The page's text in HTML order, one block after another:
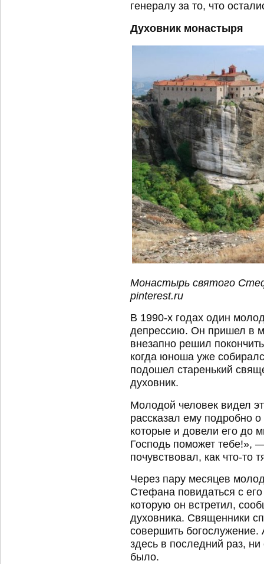
генералу за то, что
Духовник монастыря
Монастырь святого
pinterest.ru
В 1990-х годах один
депрессию. Он пришел в
внезапно решил
когда юноша уже
подошел старенький
духовник.
Молодой человек видел
рассказал ему подробно
которые и довели его до
Господь поможет тебе!»,
почувствовал, как что-то
Через пару месяцев
Стефана повидаться с
которую он встретил,
духовника. Священники
совершить
здесь в последний раз,
было.